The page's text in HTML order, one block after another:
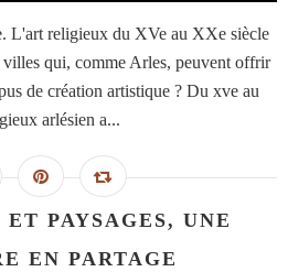
L'art religieux du XVe au XXe siècle
villes qui, comme Arles, peuvent offrir
de création artistique ? Du xve au
arlésien a...
PAYSAGES, UNE
EN PARTAGE